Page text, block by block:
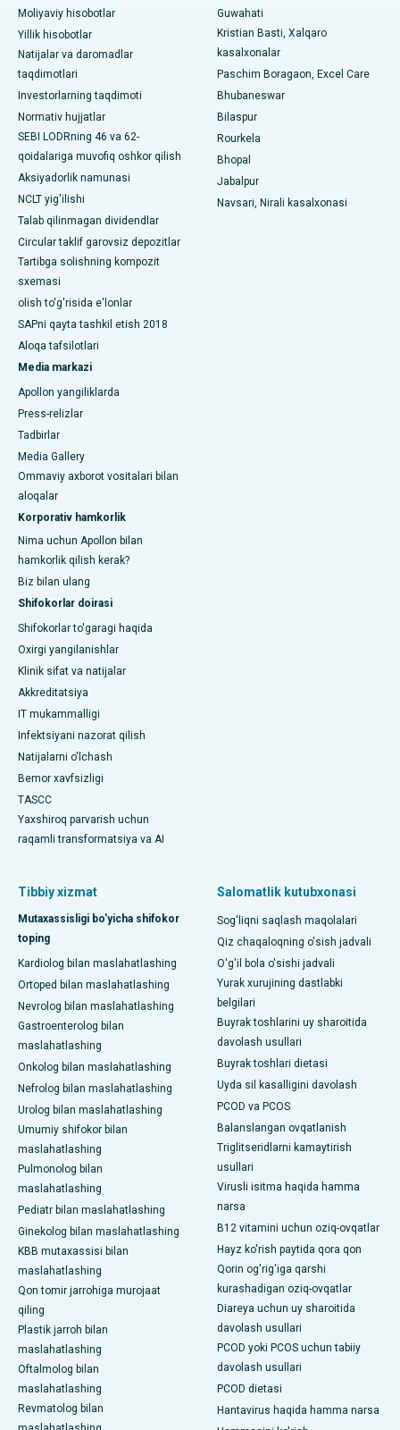
Jayanagar, Bangalordagi eng yaxshi kasalxona
KK Nagar, Madurai shahridagi eng yaxshi shifoxona
Ramji Nagardagi eng yaxshi kasalxona, Nellore
19-sektordagi eng yaxshi shifoxona, Rourkela
Swargate, Pune shahridagi eng yaxshi shifoxona
Janubiy Dehlidagi eng yaxshi ayollar saraton kasalxonasi
Moliyaviy hisobotlar
Yillik hisobotlar
Natijalar va daromadlar
taqdimotlari
Investorlarning taqdimoti
Normativ hujjatlar
SEBI LODRning 46 va 62-
qoidalariga muvofiq oshkor qilish
Aksiyadorlik namunasi
NCLT yig'ilishi
Talab qilinmagan dividendlar
Circular taklif garovsiz depozitlar
Tartibga solishning kompozit
sxemasi
olish to'g'risida e'lonlar
SAPni qayta tashkil etish 2018
Aloqa tafsilotlari
Media markazi
Apollon yangiliklarda
Press-relizlar
Tadbirlar
Media Gallery
Ommaviy axborot vositalari bilan
aloqalar
Korporativ hamkorlik
Nima uchun Apollon bilan
hamkorlik qilish kerak?
Biz bilan ulang
Shifokorlar doirasi
Shifokorlar to'garagi haqida
Oxirgi yangilanishlar
Klinik sifat va natijalar
Akkreditatsiya
IT mukammalligi
Infektsiyani nazorat qilish
Natijalarni o'lchash
Bemor xavfsizligi
TASCC
Yaxshiroq parvarish uchun
raqamli transformatsiya va AI
Guwahati
Kristian Basti, Xalqaro
kasalxonalar
Paschim Boragaon, Excel Care
Bhubaneswar
Bilaspur
Rourkela
Bhopal
Jabalpur
Navsari, Nirali kasalxonasi
Tibbiy xizmat
Mutaxassisligi bo'yicha shifokor
toping
Kardiolog bilan maslahatlashing
Ortoped bilan maslahatlashing
Nevrolog bilan maslahatlashing
Gastroenterolog bilan
maslahatlashing
Onkolog bilan maslahatlashing
Nefrolog bilan maslahatlashing
Urolog bilan maslahatlashing
Umumiy shifokor bilan
maslahatlashing
Pulmonolog bilan
maslahatlashing
Pediatr bilan maslahatlashing
Ginekolog bilan maslahatlashing
KBB mutaxassisi bilan
maslahatlashing
Qon tomir jarrohiga murojaat
qiling
Plastik jarroh bilan
maslahatlashing
Oftalmolog bilan
maslahatlashing
Revmatolog bilan
Salomatlik kutubxonasi
Sog'liqni saqlash maqolalari
Qiz chaqaloqning o'sish jadvali
O'g'il bola o'sishi jadvali
Yurak xurujining dastlabki
belgilari
Buyrak toshlarini uy sharoitida
davolash usullari
Buyrak toshlari dietasi
Uyda sil kasalligini davolash
PCOD va PCOS
Balanslangan ovqatlanish
Triglitseridlarni kamaytirish
usullari
Virusli isitma haqida hamma
narsa
B12 vitamini uchun oziq-ovqatlar
Hayz ko'rish paytida qora qon
Qorin og'rig'iga qarshi
kurashadigan oziq-ovqatlar
Diareya uchun uy sharoitida
davolash usullari
PCOD yoki PCOS uchun tabiiy
davolash usullari
PCOD dietasi
Hantavirus haqida hamma narsa